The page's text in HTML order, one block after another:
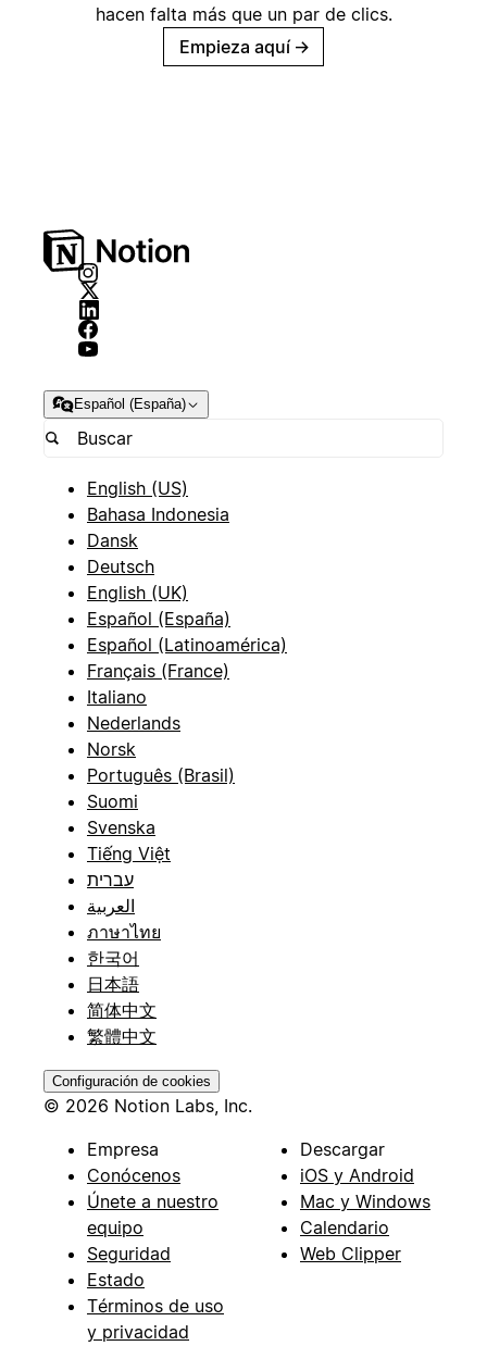
hacen falta más que un par de clics.
Empieza aquí →
Español (España)
English (US)
Bahasa Indonesia
Dansk
Deutsch
English (UK)
Español (España)
Español (Latinoamérica)
Français (France)
Italiano
Nederlands
Norsk
Português (Brasil)
Suomi
Svenska
Tiếng Việt
עברית
العربية
ภาษาไทย
한국어
日本語
简体中文
繁體中文
Configuración de cookies
© 2026 Notion Labs, Inc.
Empresa
Conócenos
Únete a nuestro
equipo
Seguridad
Estado
Términos de uso
y privacidad
Descargar
iOS y Android
Mac y Windows
Calendario
Web Clipper